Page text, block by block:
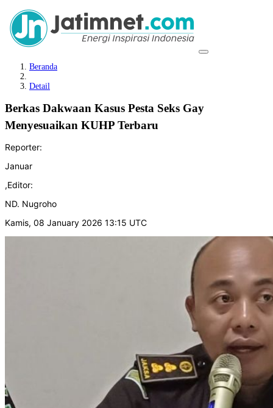
Beranda
Detail
Berkas Dakwaan Kasus Pesta Seks Gay
Menyesuaikan KUHP Terbaru
Reporter:
Januar
,Editor:
ND. Nugroho
Kamis, 08 January 2026 13:15 UTC